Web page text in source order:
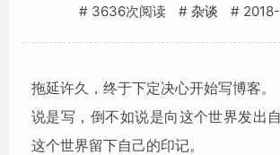
3636次阅读 杂谈
拖延许久，终于下定决心开始写博客。
说是写，倒不如说是向这个世界发出
这个世界留下自己的印记。